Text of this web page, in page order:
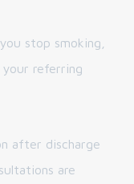
stop smoking,
referring
after discharge
are